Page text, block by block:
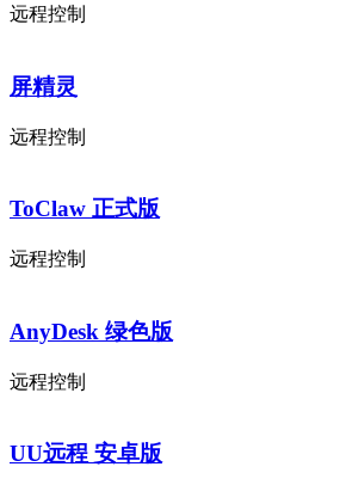
远程控制
屏精灵
远程控制
ToClaw 正式版
远程控制
AnyDesk 绿色版
远程控制
UU远程 安卓版